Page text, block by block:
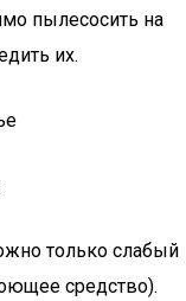
пылесосить на
их.
только слабый
средство).